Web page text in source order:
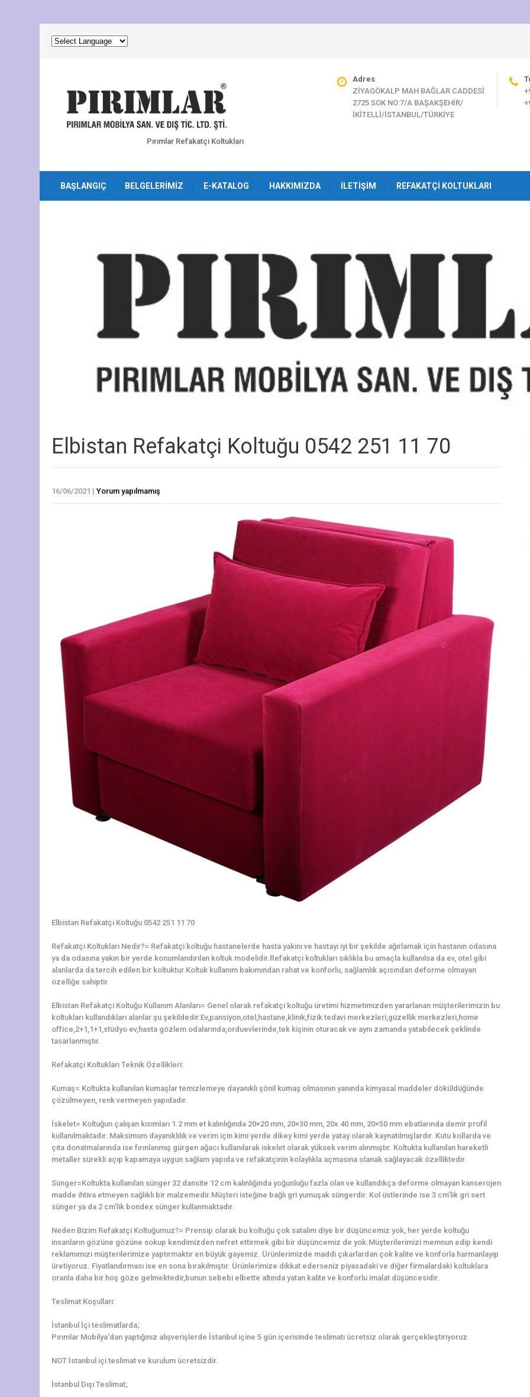
Pırımlar Refakatçi Koltukları
Adres
ZİYAGÖKALP MAH BAĞLAR CADDESİ
2725 SOK NO:7/A BAŞAKŞEHİR/
İKİTELLİ/İSTANBUL/TÜRKİYE
BAŞLANGIÇ BELGELERIMIZ E-KATALOG HAKKIMIZDA İLETIŞIM REFAKATÇI KOLTUKLARI
Elbistan Refakatçi Koltuğu 0542 251 11 70
16/06/2021 | Yorum yapılmamış
Elbistan Refakatçi Koltuğu 0542 251 11 70
Refakatçi Koltukları Nedir?= Refakatçi koltuğu hastanelerde hasta yakını ve hastayı iyi bir şekilde ağırlamak için hastanın odasına
ya da odasına yakın bir yerde konumlandırılan koltuk modelidir.Refakatçi koltukları sıklıkla bu amaçla kullanılsa da ev, otel gibi
alanlarda da tercih edilen bir koltuktur.Koltuk kullanım bakımından rahat ve konforlu, sağlamlık açısından deforme olmayan
özelliğe sahiptir.
Elbistan Refakatçi Koltuğu Kullanım Alanları= Genel olarak refakatçi koltuğu üretimi hizmetimizden yararlanan müşterilerimizin bu
koltukları kullandıkları alanlar şu şekildedir:Ev,pansiyon,otel,hastane,klinik,fizik tedavi merkezleri,güzellik merkezleri,home
office,2+1,1+1,stüdyo ev,hasta gözlem odalarında,orduevlerinde,tek kişinin oturacak ve aynı zamanda yatabilecek şeklinde
tasarlanmıştır.
Refakatçi Koltukları Teknik Özellikleri:
Kumaş= Koltukta kullanılan kumaşlar temizlemeye dayanıklı şönil kumaş olmasının yanında kimyasal maddeler döküldüğünde
çözülmeyen, renk vermeyen yapıdadır.
İskelet= Koltuğun çalışan kısımları 1.2 mm et kalınlığında 20×20 mm, 20×30 mm, 20x 40 mm, 20×50 mm ebatlarında demir profil
kullanılmaktadır. Maksimum dayanıklılık ve verim için kimi yerde dikey kimi yerde yatay olarak kaynatılmışlardır. Kutu kollarda ve
çıta donatmalarında ise fırınlanmış gürgen ağacı kullanılarak iskelet olarak yüksek verim alınmıştır. Koltukta kullanılan hareketli
metaller sürekli açıp kapamaya uygun sağlam yapıda ve refakatçinin kolaylıkla açmasına olanak sağlayacak özelliktedir.
Sünger=Koltukta kullanılan sünger 32 dansite 12 cm kalınlığında yoğunluğu fazla olan ve kullandıkça deforme olmayan kanserojen
madde ihtiva etmeyen sağlıklı bir malzemedir.Müşteri isteğine bağlı gri yumuşak süngerdir. Kol üstlerinde ise 3 cm’lik gri sert
sünger ya da 2 cm’lik bondex sünger kullanmaktadır.
Neden Bizim Refakatçi Koltuğumuz?= Prensip olarak bu koltuğu çok satalım diye bir düşüncemiz yok, her yerde koltuğu
insanların gözüne gözüne sokup kendimizden nefret ettirmek gibi bir düşüncemiz de yok.Müşterilerimizi memnun edip kendi
reklamımızı müşterilerimize yaptırmaktır en büyük gayemiz. Ürünlerimizde maddi çıkarlardan çok kalite ve konforla harmanlayıp
üretiyoruz. Fiyatlandırması ise en sona bırakılmıştır. Ürünlerimize dikkat ederseniz piyasadaki ve diğer firmalardaki koltuklara
oranla daha bir hoş göze gelmektedir,bunun sebebi elbette altında yatan kalite ve konforlu imalat düşüncesidir.
Teslimat Koşulları:
İstanbul İçi teslimatlarda;
Pırımlar Mobilya‘dan yaptığınız alışverişlerde İstanbul içine 5 gün içerisinde teslimatı ücretsiz olarak gerçekleştiriyoruz.
NOT:İstanbul içi teslimat ve kurulum ücretsizdir.
İstanbul Dışı Teslimat;